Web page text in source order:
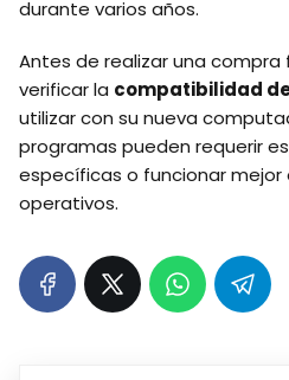
durante varios años.
Antes de realizar una compra
verificar la compatibilidad
utilizar con su nueva
programas pueden requerir
específicas o funcionar
operativos.